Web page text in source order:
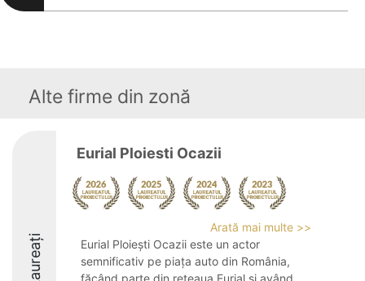
Alte firme din zonă
Laureați
Eurial Ploiesti Ocazii
Arată mai multe >>
Eurial Ploiești Ocazii este un actor
semnificativ pe piața auto din România,
făcând parte din rețeaua Eurial și având